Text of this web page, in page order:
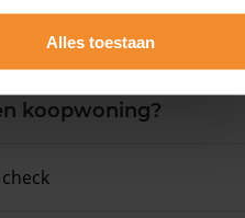
Alles toestaan
koopwoning?